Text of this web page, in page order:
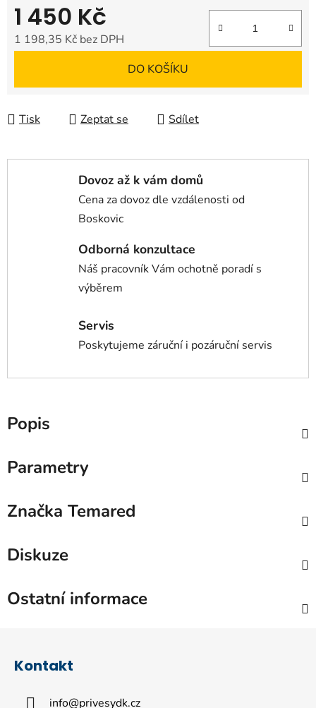
1 450 Kč
1 198,35 Kč bez DPH
DO KOŠÍKU
Tisk Zeptat se Sdílet
Dovoz až k vám domů
Cena za dovoz dle vzdálenosti od
Boskovic
Odborná konzultace
Náš pracovník Vám ochotně poradí s
výběrem
Servis
Poskytujeme záruční i pozáruční servis
Popis
Parametry
Značka Temared
Diskuze
Ostatní informace
Kontakt
info@privesydk.cz